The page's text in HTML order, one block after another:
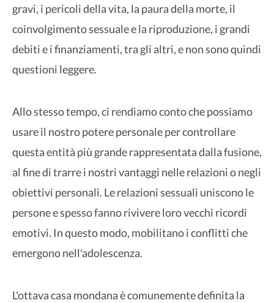
gravi, i pericoli della vita, la paura della morte, il
coinvolgimento sessuale e la riproduzione, i grandi
debiti e i finanziamenti, tra gli altri, e non sono quindi
questioni leggere.
Allo stesso tempo, ci rendiamo conto che possiamo
usare il nostro potere personale per controllare
questa entità più grande rappresentata dalla fusione,
al fine di trarre i nostri vantaggi nelle relazioni o negli
obiettivi personali. Le relazioni sessuali uniscono le
persone e spesso fanno rivivere loro vecchi ricordi
emotivi. In questo modo, mobilitano i conflitti che
emergono nell'adolescenza.
L'ottava casa mondana è comunemente definita la